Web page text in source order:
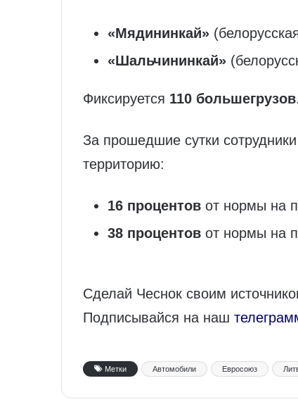
«Мядининкай»
«Шальчининкай»
Фиксируется 110 большегрузов.
За прошедшие сутки
территорию:
16 процентов от нормы на
38 процентов от нормы на
Сделай Чеснок своим
Подписывайся на наш
Метки Автомобили Евросоюз